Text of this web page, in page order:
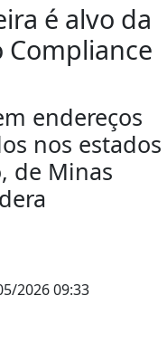
é alvo da
Compliance
endereços
nos estados
de Minas
2026 09:33